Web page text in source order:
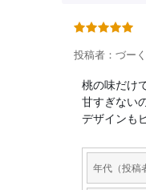
投稿者：づー
桃の味だけ
甘すぎない
デザインも
年代（投稿